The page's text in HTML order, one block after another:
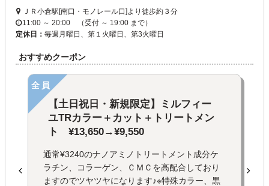
ＪＲ小倉駅[南口・モノレール口]より徒歩約３分
11:00 ～ 20:00 （受付 ～ 19:00 まで）
定休日： 毎週月曜日、第１火曜日、第3火曜日
おすすめクーポン
全員
【土日祝日・新規限定】ミルフィー
ユTRカラー＋カット＋トリートメン
ト ¥13,650→¥9,550
通常¥3240のナノアミノトリートメント成分ケ
ラチン、コラーゲン、ＣＭＣを高配合しており
ますのでツヤツヤになります♪※特殊カラー、黒